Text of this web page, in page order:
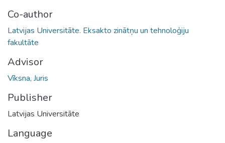
Co-author
Latvijas Universitāte. Eksakto zinātņu un tehnoloģiju
fakultāte
Advisor
Vīksna, Juris
Publisher
Latvijas Universitāte
Language